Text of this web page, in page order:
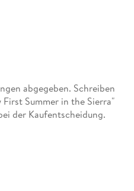
the John Muir Way in
Strentzel and they had two
of the National Parks'
influential naturalists in
abgegeben. Schreiben
Summer in the Sierra"
der Kaufentscheidung.